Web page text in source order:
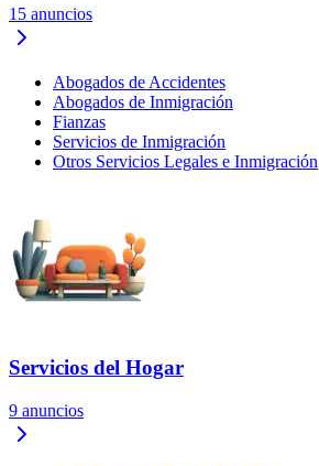
15 anuncios
Abogados de Accidentes
Abogados de Inmigración
Fianzas
Servicios de Inmigración
Otros Servicios Legales e Inmigración
Servicios del Hogar
9 anuncios